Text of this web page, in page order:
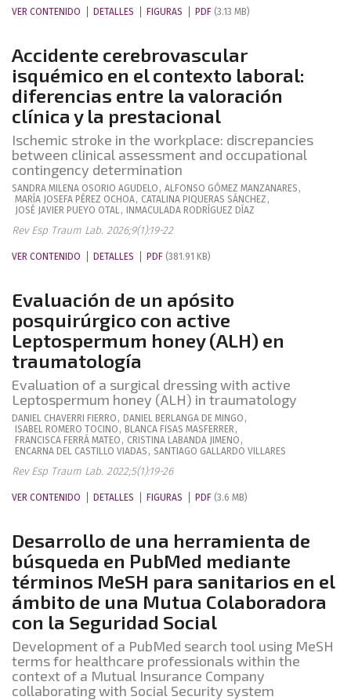
VER CONTENIDO DETALLES FIGURAS PDF (3.13 MB)
Accidente cerebrovascular
isquémico en el contexto laboral:
diferencias entre la valoración
clínica y la prestacional
Ischemic stroke in the workplace: discrepancies
between clinical assessment and occupational
contingency determination
SANDRA MILENA OSORIO AGUDELO , ALFONSO GÓMEZ MANZANARES ,
MARÍA JOSEFA PÉREZ OCHOA, CATALINA PIQUERAS SÁNCHEZ ,
JOSÉ JAVIER PUEYO OTAL, INMACULADA RODRÍGUEZ DÍAZ
Rev Esp Traum Lab. 2026;9(1):19-22
VER CONTENIDO DETALLES PDF (381.91 KB)
Evaluación de un apósito
posquirúrgico con active
Leptospermum honey (ALH) en
traumatología
Evaluation of a surgical dressing with active
Leptospermum honey (ALH) in traumatology
DANIEL CHAVERRI FIERRO , DANIEL BERLANGA DE MINGO ,
ISABEL ROMERO TOCINO , BLANCA FISAS MASFERRER,
FRANCISCA FERRÁ MATEO , CRISTINA LABANDA JIMENO ,
ENCARNA DEL CASTILLO VIADAS , SANTIAGO GALLARDO VILLARES
Rev Esp Traum Lab. 2022;5(1):19-26
VER CONTENIDO DETALLES FIGURAS PDF (3.6 MB)
Desarrollo de una herramienta de
búsqueda en PubMed mediante
términos MeSH para sanitarios en el
ámbito de una Mutua Colaboradora
con la Seguridad Social
Development of a PubMed search tool using MeSH
terms for healthcare professionals within the
context of a Mutual Insurance Company
collaborating with Social Security system